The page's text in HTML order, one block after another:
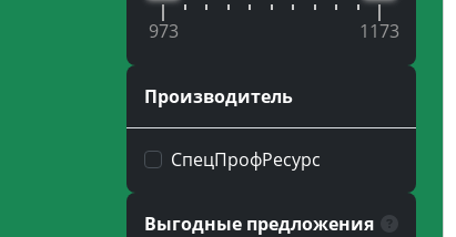
973 1173
Производитель
СпецПрофРесурс
Выгодные предложения